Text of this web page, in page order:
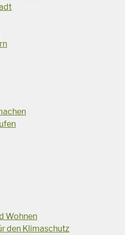
Wohnen
den Klimaschutz